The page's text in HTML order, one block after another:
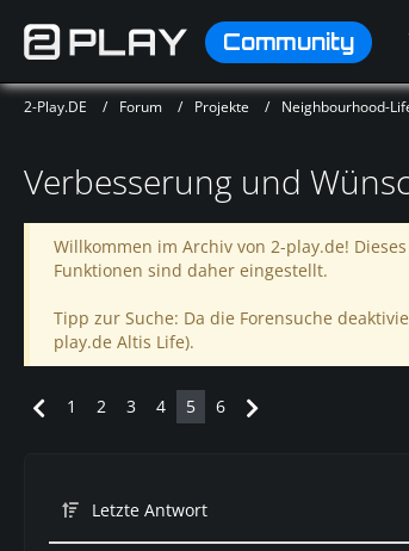
Community
2-Play.DE Forum Projekte Neighbourhood-
Verbesserung und
Willkommen im Archiv von 2-play.de!
Funktionen sind daher eingestellt.
Tipp zur Suche: Da die Forensuche
play.de Altis Life).
1 2 3 4 5 6
Letzte Antwort